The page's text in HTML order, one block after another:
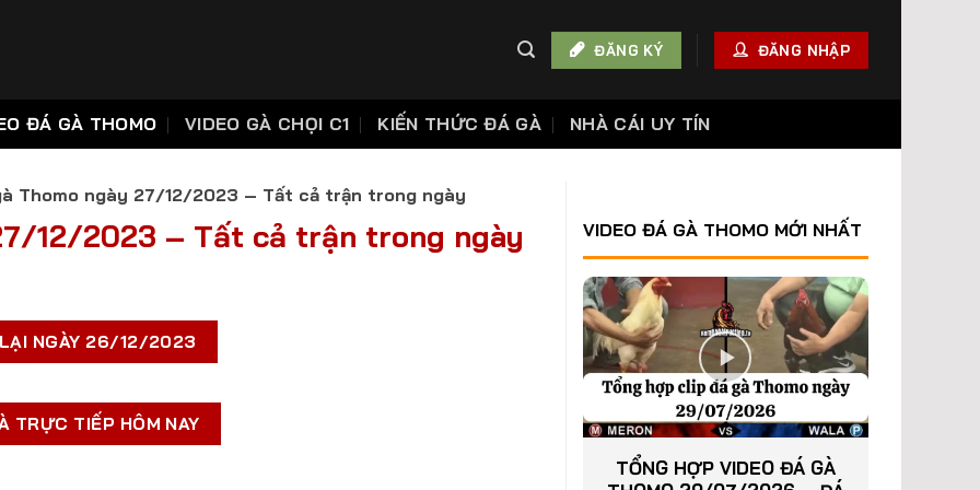
ĐĂNG KÝ ĐĂNG NHẬP
ĐÁ GÀ THOMO VIDEO GÀ CHỌI C1 KIẾN THỨC ĐÁ GÀ NHÀ CÁI UY TÍN
Thomo ngày 27/12/2023 – Tất cả trận trong ngày
12/2023 – Tất cả trận trong ngày
NGÀY 26/12/2023
TRỰC TIẾP HÔM NAY
VIDEO ĐÁ GÀ THOMO MỚI NHẤT
TỔNG HỢP VIDEO ĐÁ GÀ